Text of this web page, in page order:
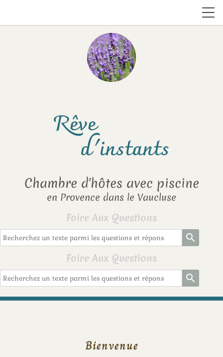
brightness_1
Rêve
d'instants
Chambre d'hôtes avec piscine
en Provence dans le Vaucluse
Foire Aux Questions
search
Foire Aux Questions
search
Bienvenue